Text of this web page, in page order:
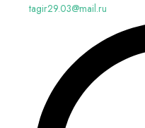
tagir29.03@mail.ru